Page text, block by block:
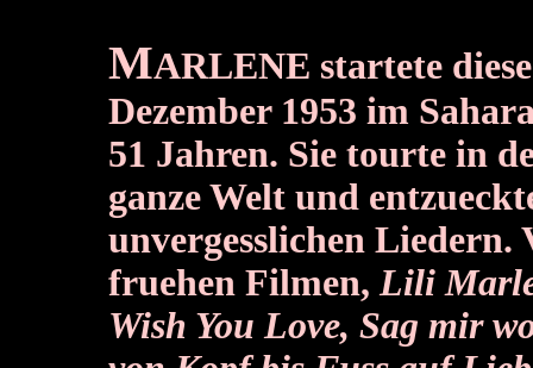
MARLENE startete
Dezember 1953 im
51 Jahren. Sie tourte in
ganze Welt und
unvergesslichen Liedern.
fruehen Filmen,Lili
Wish You Love, Sag mir